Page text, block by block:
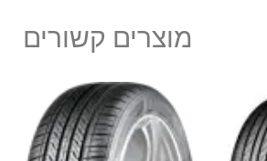
מוצרים קשורים